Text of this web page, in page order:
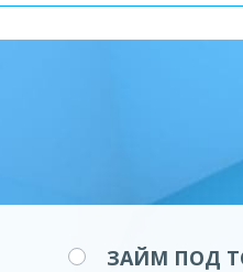
ЗАЙМ ПОД